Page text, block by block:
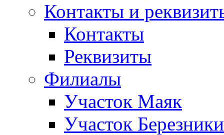
Контакты и
Контакты
Реквизиты
Филиалы
Участок Маяк
Участок Березники